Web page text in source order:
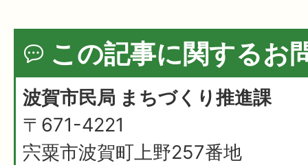
この記事に関するお
波賀市民局 まちづくり推進課
〒671-4221
宍粟市波賀町上野257番地